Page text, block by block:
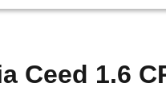
Ceed 1.6